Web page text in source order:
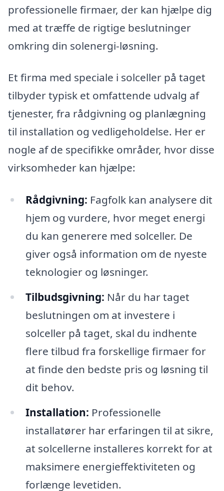
professionelle firmaer, der kan hjælpe dig
med at træffe de rigtige beslutninger
omkring din solenergi-løsning.
Et firma med speciale i solceller på taget
tilbyder typisk et omfattende udvalg af
tjenester, fra rådgivning og planlægning
til installation og vedligeholdelse. Her er
nogle af de specifikke områder, hvor disse
virksomheder kan hjælpe:
Rådgivning: Fagfolk kan analysere dit
hjem og vurdere, hvor meget energi
du kan generere med solceller. De
giver også information om de nyeste
teknologier og løsninger.
Tilbudsgivning: Når du har taget
beslutningen om at investere i
solceller på taget, skal du indhente
flere tilbud fra forskellige firmaer for
at finde den bedste pris og løsning til
dit behov.
Installation: Professionelle
installatører har erfaringen til at sikre,
at solcellerne installeres korrekt for at
maksimere energieffektiviteten og
forlænge levetiden.